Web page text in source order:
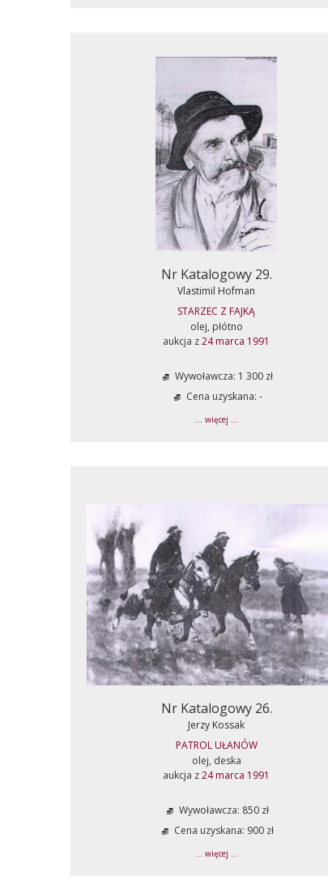
Nr Katalogowy 29.
Vlastimil Hofman
STARZEC Z FAJKĄ
olej, płótno
aukcja z24 marca 1991
Wywoławcza: 1 300 zł
Cena uzyskana: -
... więcej ...
Nr Katalogowy 26.
Jerzy Kossak
PATROL UŁANÓW
olej, deska
aukcja z24 marca 1991
Wywoławcza: 850 zł
Cena uzyskana: 900 zł
... więcej ...